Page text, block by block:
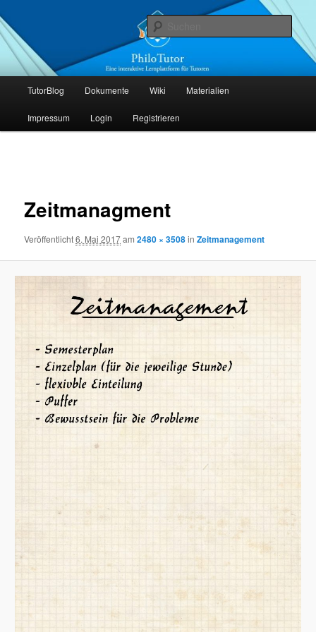
primären
Inhalt
springenPhiloTutor
TutorBlog Dokumente Wiki Materialien
Impressum Login Registrieren
Zeitmanagment
Veröffentlicht6. Mai 2017am2480 × 3508inZeitmanagement